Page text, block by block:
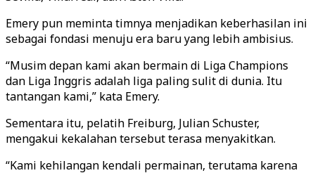
Emery pun meminta timnya menjadikan keberhasilan ini
sebagai fondasi menuju era baru yang lebih ambisius.
“Musim depan kami akan bermain di Liga Champions
dan Liga Inggris adalah liga paling sulit di dunia. Itu
tantangan kami,” kata Emery.
Sementara itu, pelatih Freiburg, Julian Schuster,
mengakui kekalahan tersebut terasa menyakitkan.
“Kami kehilangan kendali permainan, terutama karena